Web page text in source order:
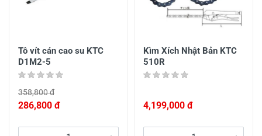
Tô vít cán cao su KTC
D1M2-5
358,800 đ
286,800 đ
Kìm Xích Nhật Bản KTC
510R
4,199,000 đ